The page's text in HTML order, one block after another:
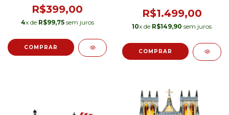
R$399,00
4x de R$99,75sem juros
R$1.499,00
10x de R$149,90 sem juros